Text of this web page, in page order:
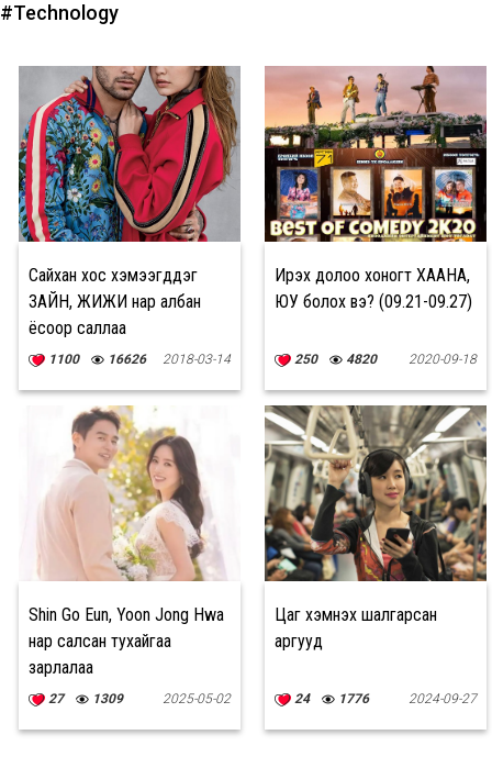
#Technology
Сайхан хос хэмээгддэг
ЗАЙН, ЖИЖИ нар албан
ёсоор саллаа
1100 16626 2018-03-14
Ирэх долоо хоногт ХААНА,
ЮУ болох вэ? (09.21-09.27)
250 4820 2020-09-18
Shin Go Eun, Yoon Jong Hwa
нар салсан тухайгаа
зарлалаа
27 1309 2025-05-02
Цаг хэмнэх шалгарсан
аргууд
24 1776 2024-09-27